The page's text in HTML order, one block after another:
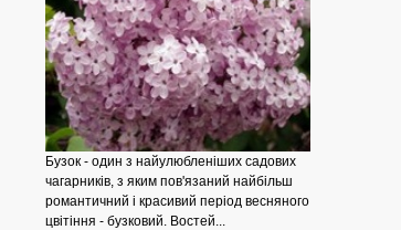
Бузок - один з найулюбленіших садових
чагарників, з яким пов'язаний найбільш
романтичний і красивий період весняного
цвітіння - бузковий. Востей...